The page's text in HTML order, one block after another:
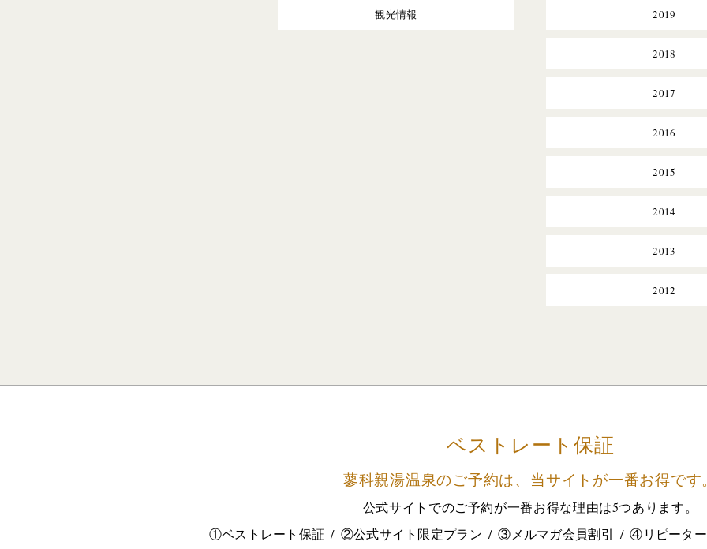
観光情報 2019
2018
2017
2016
2015
2014
2013
2012
ベストレート保証
蓼科親湯温泉のご予約は、 当サイトが一番お得です
公式サイトでのご予約が一番お得な理由は5つあります。
①ベストレート保証
②公式サイト限定プラン ③メルマガ会員割引 ④リピータ